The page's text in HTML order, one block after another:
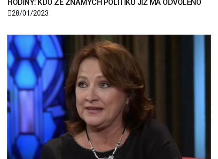
HODINY: KDO ZE ZNÁMÝCH POLITIKŮ JIŽ MÁ ODVOLENO
28/01/2023